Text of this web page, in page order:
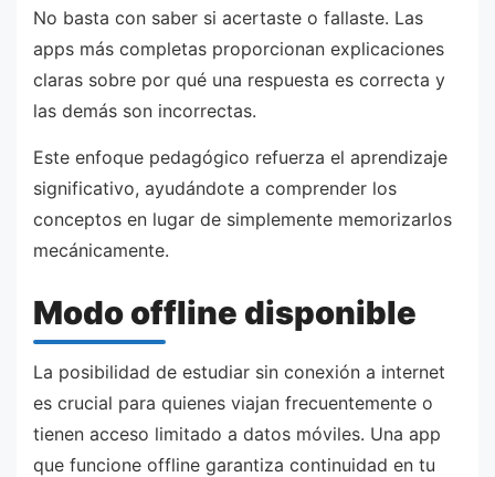
No basta con saber si acertaste o fallaste. Las
apps más completas proporcionan explicaciones
claras sobre por qué una respuesta es correcta y
las demás son incorrectas.
Este enfoque pedagógico refuerza el aprendizaje
significativo, ayudándote a comprender los
conceptos en lugar de simplemente memorizarlos
mecánicamente.
Modo offline disponible
La posibilidad de estudiar sin conexión a internet
es crucial para quienes viajan frecuentemente o
tienen acceso limitado a datos móviles. Una app
que funcione offline garantiza continuidad en tu